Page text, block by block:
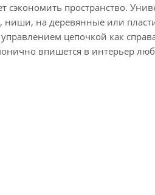
пространство.
ниши, на деревянные или
цепочкой как
впишется в интерьер